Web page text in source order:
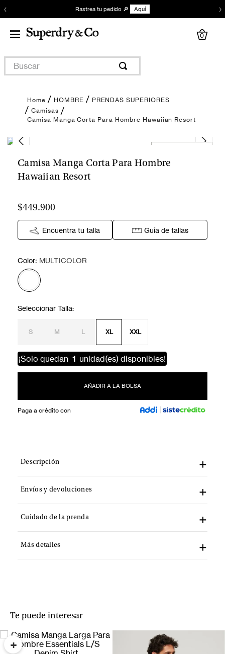
‹ Rastrea tu pedido 🔎 Aquí ›
0
Buscar
HOMBRE
PRENDAS SUPERIORES
Camisas
Camisa Manga Corta Para Hombre Hawaiian Resort
Camisa Manga Corta Para Hombre
Hawaiian Resort
$449.900
Encuentra tu talla Guía de tallas
Color: MULTICOLOR
S M L XL XXL
¡Solo quedan 1 unidad(es) disponibles!
AÑADIR A LA BOLSA
Paga a crédito con
Descripción
Envíos y devoluciones
Cuidado de la prenda
Más detalles
Te puede interesar
+